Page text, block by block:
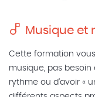
Musique et
Cette formation
musique, pas
rythme ou d'avoir «